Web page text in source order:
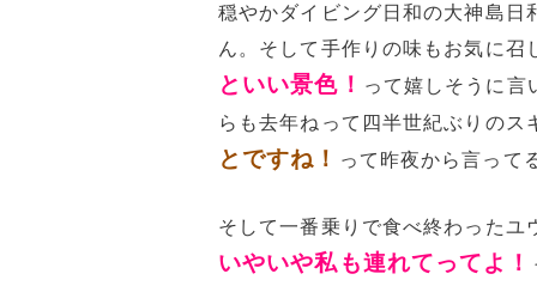
穏やかダイビング日和の大神島日
ん。そして手作りの味もお気に召
といい景色！ って嬉しそうに言
らも去年ねって四半世紀ぶりのス
とですね！ って昨夜から言って
そして一番乗りで食べ終わったユ
いやいや私も連れてってよ！